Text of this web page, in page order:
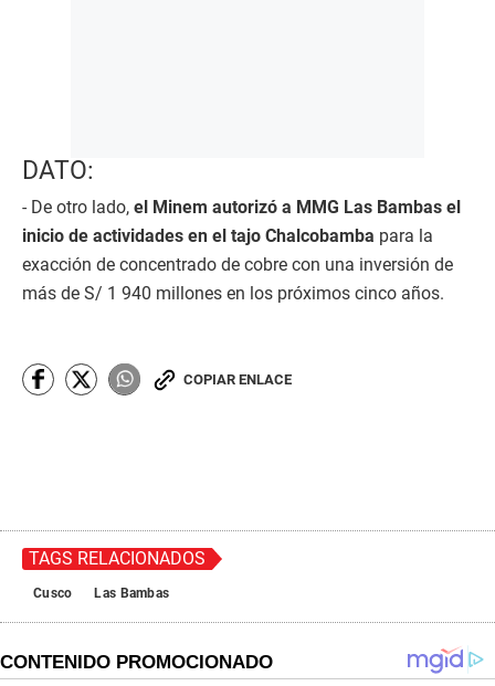
DATO:
- De otro lado, el Minem autorizó a MMG Las Bambas el
inicio de actividades en el tajo Chalcobamba para la
exacción de concentrado de cobre con una inversión de
más de S/ 1 940 millones en los próximos cinco años.
COPIAR ENLACE
TAGS RELACIONADOS
Cusco Las Bambas